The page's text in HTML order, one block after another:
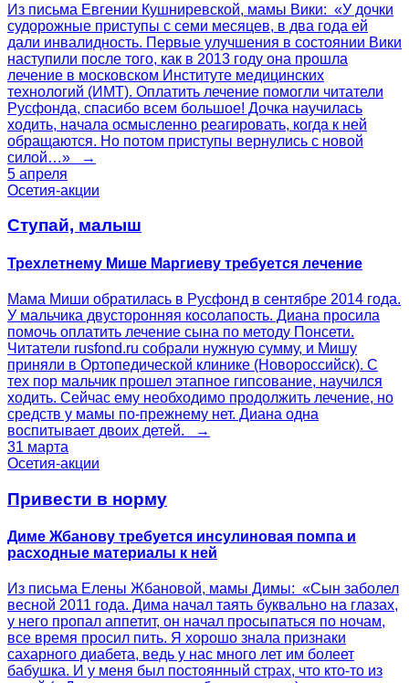
Из письма Евгении Кушниревской, мамы Вики: «У дочки
судорожные приступы с семи месяцев, в два года ей
дали инвалидность. Первые улучшения в состоянии Вики
наступили после того, как в 2013 году она прошла
лечение в московском Институте медицинских
технологий (ИМТ). Оплатить лечение помогли читатели
Русфонда, спасибо всем большое! Дочка научилась
ходить, начала осмысленно реагировать, когда к ней
обращаются. Но потом приступы вернулись с новой
силой…» →
5 апреля
Осетия-акции
Ступай, малыш
Трехлетнему Мише Маргиеву требуется лечение
Мама Миши обратилась в Русфонд в сентябре 2014 года.
У мальчика двусторонняя косолапость. Диана просила
помочь оплатить лечение сына по методу Понсети.
Читатели rusfond.ru собрали нужную сумму, и Мишу
приняли в Ортопедической клинике (Новороссийск). С
тех пор мальчик прошел этапное гипсование, научился
ходить. Сейчас ему необходимо продолжить лечение, но
средств у мамы по-прежнему нет. Диана одна
воспитывает двоих детей. →
31 марта
Осетия-акции
Привести в норму
Диме Жбанову требуется инсулиновая помпа и
расходные материалы к ней
Из письма Елены Жбановой, мамы Димы: «Сын заболел
весной 2011 года. Дима начал таять буквально на глазах,
у него пропал аппетит, он начал просыпаться по ночам,
все время просил пить. Я хорошо знала признаки
сахарного диабета, ведь у нас много лет им болеет
бабушка. И у меня был постоянный страх, что кто-то из